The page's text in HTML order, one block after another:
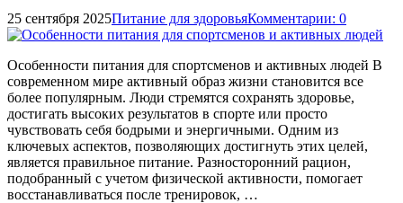
25 сентября 2025Питание для здоровьяКомментарии: 0
Особенности питания для спортсменов и активных людей В
современном мире активный образ жизни становится все
более популярным. Люди стремятся сохранять здоровье,
достигать высоких результатов в спорте или просто
чувствовать себя бодрыми и энергичными. Одним из
ключевых аспектов, позволяющих достигнуть этих целей,
является правильное питание. Разносторонний рацион,
подобранный с учетом физической активности, помогает
восстанавливаться после тренировок, …